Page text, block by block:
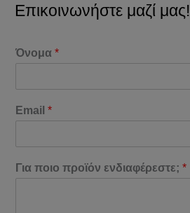
Επικοινωνήστε μαζί μας!
Όνομα*
Email*
Για ποιο προϊόν ενδιαφέρεστε;*